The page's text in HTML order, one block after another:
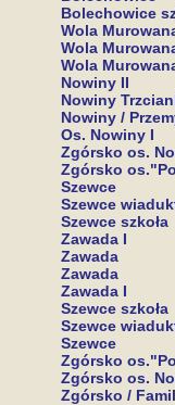
Bolechowice
Wola
Wola
Wola
Nowiny II
Nowiny
Nowiny /
Os. Nowiny I
Zgórsko os.
Zgórsko
Szewce
Szewce
Szewce szkoła
Zawada I
Zawada
Zawada
Zawada I
Szewce szkoła
Szewce
Szewce
Zgórsko
Zgórsko os.
Zgórsko /